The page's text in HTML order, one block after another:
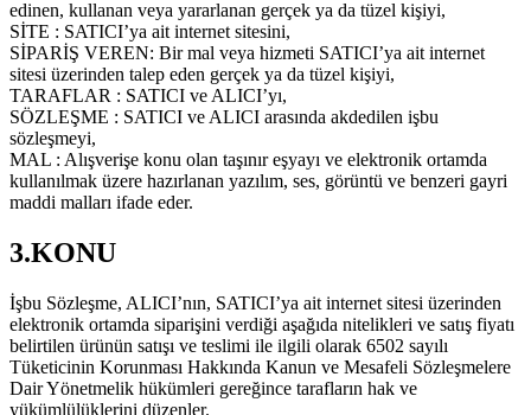
edinen, kullanan veya yararlanan gerçek ya da tüzel kişiyi,
SİTE : SATICI’ya ait internet sitesini,
SİPARİŞ VEREN: Bir mal veya hizmeti SATICI’ya ait internet
sitesi üzerinden talep eden gerçek ya da tüzel kişiyi,
TARAFLAR : SATICI ve ALICI’yı,
SÖZLEŞME : SATICI ve ALICI arasında akdedilen işbu
sözleşmeyi,
MAL : Alışverişe konu olan taşınır eşyayı ve elektronik ortamda
kullanılmak üzere hazırlanan yazılım, ses, görüntü ve benzeri gayri
maddi malları ifade eder.
3.KONU
İşbu Sözleşme, ALICI’nın, SATICI’ya ait internet sitesi üzerinden
elektronik ortamda siparişini verdiği aşağıda nitelikleri ve satış fiyatı
belirtilen ürünün satışı ve teslimi ile ilgili olarak 6502 sayılı
Tüketicinin Korunması Hakkında Kanun ve Mesafeli Sözleşmelere
Dair Yönetmelik hükümleri gereğince tarafların hak ve
yükümlülüklerini düzenler.